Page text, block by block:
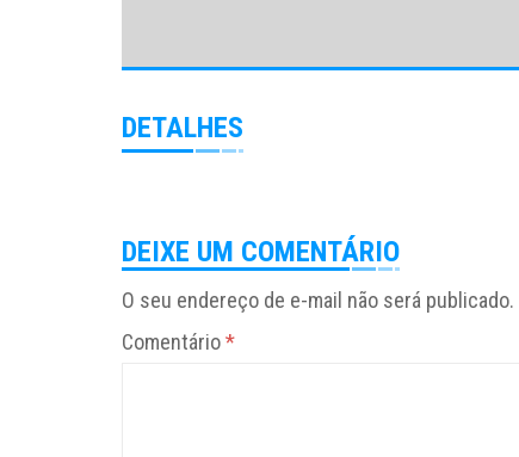
DETALHES
DEIXE UM COMENTÁRIO
O seu endereço de e-mail não será publicado.
Comentário*